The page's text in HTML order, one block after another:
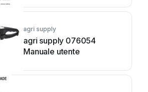
agri supply
agri supply 076054
Manuale utente